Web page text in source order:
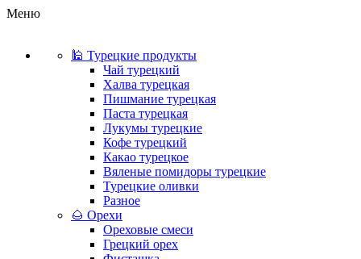
Меню
🕌 Турецкие продукты
Чай турецкий
Халва турецкая
Пишмание турецкая
Паста турецкая
Лукумы турецкие
Кофе турецкий
Какао турецкое
Вяленые помидоры турецкие
Турецкие оливки
Разное
🌰 Орехи
Ореховые смеси
Грецкий орех